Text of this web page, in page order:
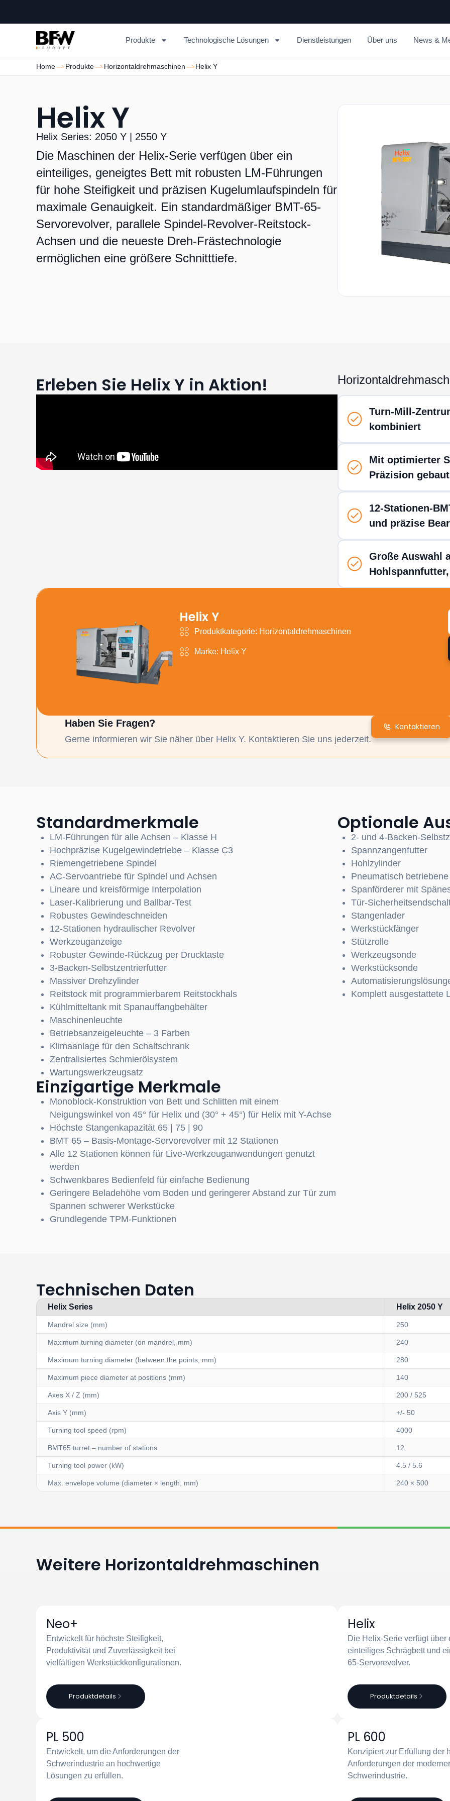
Produkte Technologische Lösungen Dienstleistungen Über uns News &
Home Produkte Horizontaldrehmaschinen Helix Y
Helix Y
Helix Series: 2050 Y | 2550 Y
Die Maschinen der Helix-Serie verfügen über ein
einteiliges, geneigtes Bett mit robusten LM-Führungen
für hohe Steifigkeit und präzisen Kugelumlaufspindeln für
maximale Genauigkeit. Ein standardmäßiger BMT-65-
Servorevolver, parallele Spindel-Revolver-Reitstock-
Achsen und die neueste Dreh-Frästechnologie
ermöglichen eine größere Schnitttiefe.
Erleben Sie Helix Y in Aktion!
Turn-Mill-
kombiniert
Mit optimierter
Präzision gebaut
12-Stationen-
und präzise
Große Auswahl
Helix Y
Produktkategorie: Horizontaldrehmaschinen
Marke: Helix Y
Haben Sie Fragen?
Gerne informieren wir Sie näher über Helix Y. Kontaktieren Sie uns jederzeit.
Kontaktieren
Standardmerkmale
LM-Führungen für alle Achsen – Klasse H
Hochpräzise Kugelgewindetriebe – Klasse C3
Riemengetriebene Spindel
AC-Servoantriebe für Spindel und Achsen
Lineare und kreisförmige Interpolation
Laser-Kalibrierung und Ballbar-Test
Robustes Gewindeschneiden
12-Stationen hydraulischer Revolver
Werkzeuganzeige
Robuster Gewinde-Rückzug per Drucktaste
3-Backen-Selbstzentrierfutter
Massiver Drehzylinder
Reitstock mit programmierbarem Reitstockhals
Kühlmitteltank mit Spanauffangbehälter
Maschinenleuchte
Betriebsanzeigeleuchte – 3 Farben
Klimaanlage für den Schaltschrank
Zentralisiertes Schmierölsystem
Wartungswerkzeugsatz
Einzigartige Merkmale
Monoblock-Konstruktion von Bett und Schlitten mit einem
Neigungswinkel von 45° für Helix und (30° + 45°) für Helix mit Y-Achse
Höchste Stangenkapazität 65 | 75 | 90
BMT 65 – Basis-Montage-Servorevolver mit 12 Stationen
Alle 12 Stationen können für Live-Werkzeuganwendungen genutzt
werden
Schwenkbares Bedienfeld für einfache Bedienung
Geringere Beladehöhe vom Boden und geringerer Abstand zur Tür zum
Spannen schwerer Werkstücke
Grundlegende TPM-Funktionen
Optionale
2- und 4-Backen-
Spannzangenfutter
Hohlzylinder
Pneumatisch
Spanförderer mit
Tür-
Stangenlader
Werkstückfänger
Stützrolle
Werkzeugsonde
Werkstücksonde
Komplett ausgestattete
Technischen Daten
Helix Series Helix 2050 Y
Mandrel size (mm) 250
Maximum turning diameter (on mandrel, mm) 240
Maximum turning diameter (between the points, mm) 280
Maximum piece diameter at positions (mm) 140
Axes X / Z (mm) 200 / 525
Axis Y (mm) +/- 50
Turning tool speed (rpm) 4000
BMT65 turret – number of stations 12
Turning tool power (kW) 4.5 / 5.6
Max. envelope volume (diameter × length, mm) 240 × 500
Weitere Horizontaldrehmaschinen
Neo+
Entwickelt für höchste Steifigkeit,
Produktivität und Zuverlässigkeit bei
vielfältigen Werkstückkonfigurationen.
Produktdetails
Helix
Die Helix-Serie verfügt über
einteiliges Schrägbett und
65-Servorevolver.
Produktdetails
PL 500
Entwickelt, um die Anforderungen der
Schwerindustrie an hochwertige
Lösungen zu erfüllen.
PL 600
Konzipiert zur Erfüllung der
Anforderungen der
Schwerindustrie.